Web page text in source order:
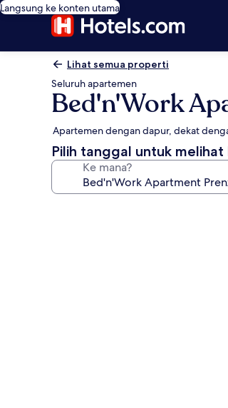
Langsung ke konten utama
Lihat semua properti
Seluruh apartemen
Bed'n'Work
Apartemen dengan dapur, dekat
Pilih tanggal untuk melihat
Ke mana?